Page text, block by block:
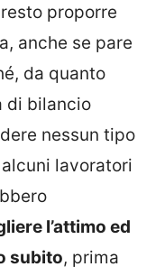
proporre
anche se pare
da quanto
di bilancio
nessun tipo
lavoratori
l’attimo ed
subito, prima